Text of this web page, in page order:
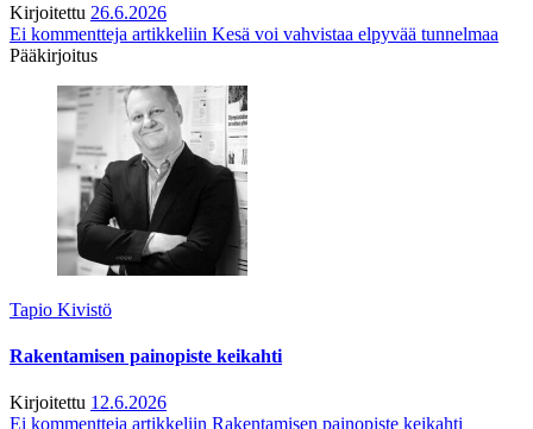
Kirjoitettu 26.6.2026
Ei kommentteja artikkeliin Kesä voi vahvistaa elpyvää tunnelmaa
Pääkirjoitus
Tapio Kivistö
Rakentamisen painopiste keikahti
Kirjoitettu 12.6.2026
Ei kommentteja artikkeliin Rakentamisen painopiste keikahti